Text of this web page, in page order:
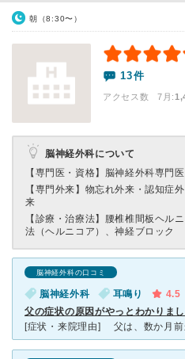
朝（8:30〜）
13件
アクセス数 7月:
脳神経外科について
【専門医・資格】 脳神経外科専門
【専門外来】 物忘れ外来・認知症
来
【診療・治療法】
腰椎椎間板ヘル
法（ヘルニコア）、神経ブロック
脳神経外科の口コミ
脳神経外科 耳鳴り
4.5
父の症状の原因がやっとわかりまし